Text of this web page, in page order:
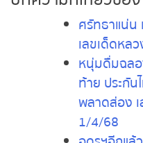
บทความที่เกี่ยวข้อง
ศรัทธาแน่น
เลขเด็ดหล
หนุ่มดื่มฉลอ
จยย.ชนท้า
คอหวยไม่พ